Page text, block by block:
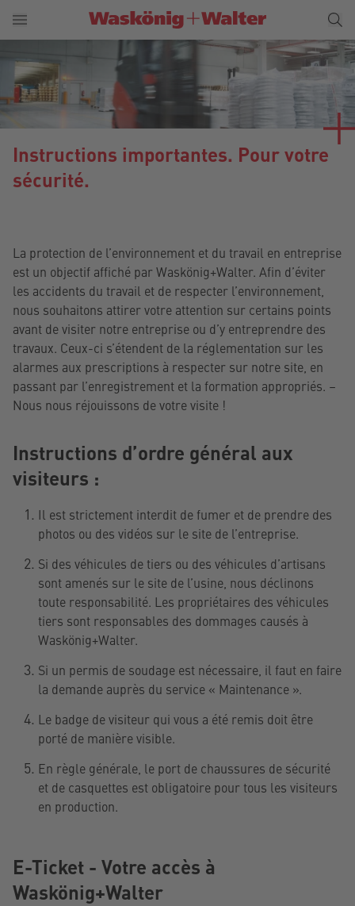
Instructions importantes. Pour votre
sécurité.
La protection de l’environnement et du travail en entreprise
est un objectif affiché par Waskönig+Walter. Afin d’éviter
les accidents du travail et de respecter l’environnement,
nous souhaitons attirer votre attention sur certains points
avant de visiter notre entreprise ou d’y entreprendre des
travaux. Ceux-ci s’étendent de la réglementation sur les
alarmes aux prescriptions à respecter sur notre site, en
passant par l’enregistrement et la formation appropriés. –
Nous nous réjouissons de votre visite !
Instructions d’ordre général aux
visiteurs :
Il est strictement interdit de fumer et de prendre des
photos ou des vidéos sur le site de l’entreprise.
Si des véhicules de tiers ou des véhicules d’artisans
sont amenés sur le site de l’usine, nous déclinons
toute responsabilité. Les propriétaires des véhicules
tiers sont responsables des dommages causés à
Waskönig+Walter.
Si un permis de soudage est nécessaire, il faut en faire
la demande auprès du service « Maintenance ».
Le badge de visiteur qui vous a été remis doit être
porté de manière visible.
En règle générale, le port de chaussures de sécurité
et de casquettes est obligatoire pour tous les visiteurs
en production.
E-Ticket - Votre accès à
Waskönig+Walter